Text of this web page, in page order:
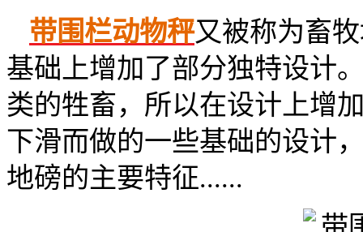
带围栏动物秤又被称为畜
基础上增加了部分独特设计
类的牲畜，所以在设计上增
下滑而做的一些基础的设计
地磅的主要特征......